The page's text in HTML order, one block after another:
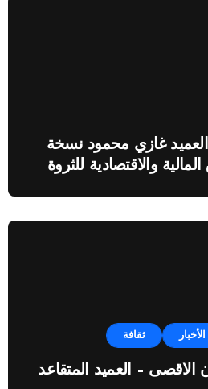
غازي محمود نسخة
والاقتصادية للثروة
الأخبار ثقافة
الاقصى – العميد المتقاعد